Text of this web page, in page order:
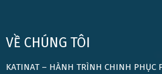
VỀ CHÚNG TÔI
KATINAT – HÀNH TRÌNH CHINH PHỤC